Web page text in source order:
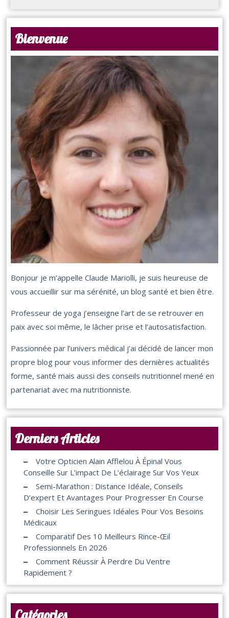
Bienvenue
Bonjour je m’appelle Claude Mariolli, je suis heureuse de
vous accueillir sur ma sérénité, un blog santé et bien être.
Professeur de yoga j’enseigne l’art de se retrouver en
paix avec soi même, le lâcher prise et l’autosatisfaction.
Passionnée par l’univers médical j’ai décidé de lancer mon
propre blog pour vous informer des dernières actualités
forme, santé mais aussi des conseils nutritionnel mené en
partenariat avec ma nutritionniste.
Derniers Articles
Votre Opticien Alain Afflelou À Épinal Vous
Conseille Sur L’impact De L’éclairage Sur Vos Yeux
Semi-Marathon : Distance Idéale, Conseils
D’expert Et Avantages Pour Progresser En Course
Choisir Les Seringues Idéales Pour Vos Besoins
Médicaux
Comparatif Des 10 Meilleurs Rince-Œil
Professionnels En 2026
Comment Réussir À Perdre Du Ventre
Rapidement ?
Catégories